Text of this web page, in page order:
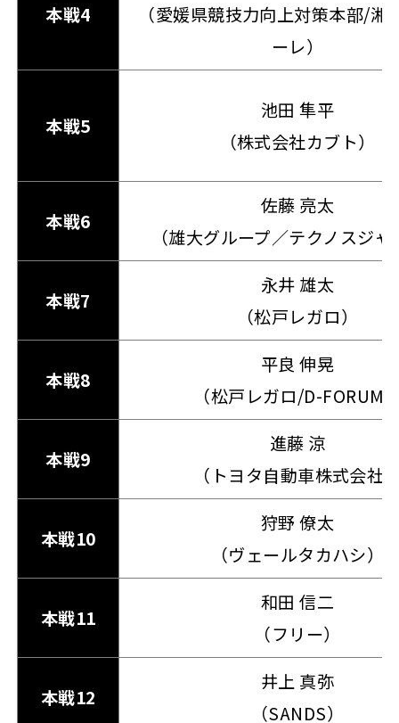
本戦4
（愛媛県競技力向上対策本部/湘
ーレ）
本戦5
池田 隼平
（株式会社カブト）
本戦6
佐藤 亮太
（雄大グループ／テクノスジ
本戦7
永井 雄太
（松戸レガロ）
本戦8
平良 伸晃
（松戸レガロ/D-FORUM
本戦9
進藤 涼
（トヨタ自動車株式会社
本戦10
狩野 僚太
（ヴェールタカハシ）
本戦11
和田 信二
（フリー）
本戦12
井上 真弥
（SANDS）